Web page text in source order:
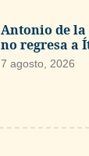
Antonio de la
no regresa a
7 agosto, 2026